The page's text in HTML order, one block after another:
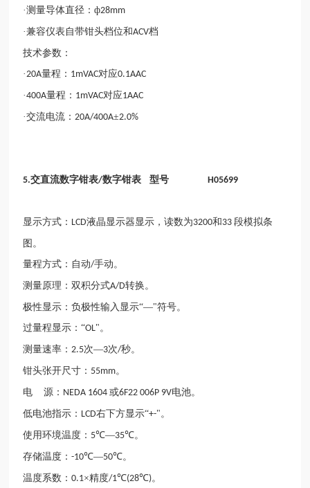
·测量导体直径：ф28mm
·兼容仪表自带钳头档位和ACV档
技术参数：
·20A量程： 1mVAC对应0.1AAC
·400A量程： 1mVAC对应1AAC
·交流电流： 20A/400A±2.0%
5.交直流数字钳表/数字钳表 型号H05699
显示方式： LCD液晶显示器显示，读数为3200和 33段模拟条
图。
量程方式：自动/手动。
测量原理：双积分式A/D转换。
极性显示：负极性输入显示“—"符号。
过量程显示：“OL"。
测量速率： 2.5次―3次/秒。
钳头张开尺寸： 55mm。
电 源： NEDA 1604或6F22 006P 9V电池。
低电池指示： LCD右下方显示“+-"。
使用环境温度： 5℃―35℃。
存储温度：-10℃―50℃。
温度系数：0.1×精度/1℃(28℃)。